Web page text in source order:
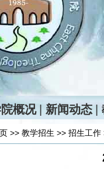
概况 新闻动态
>> 教学招生 >> 招生工作